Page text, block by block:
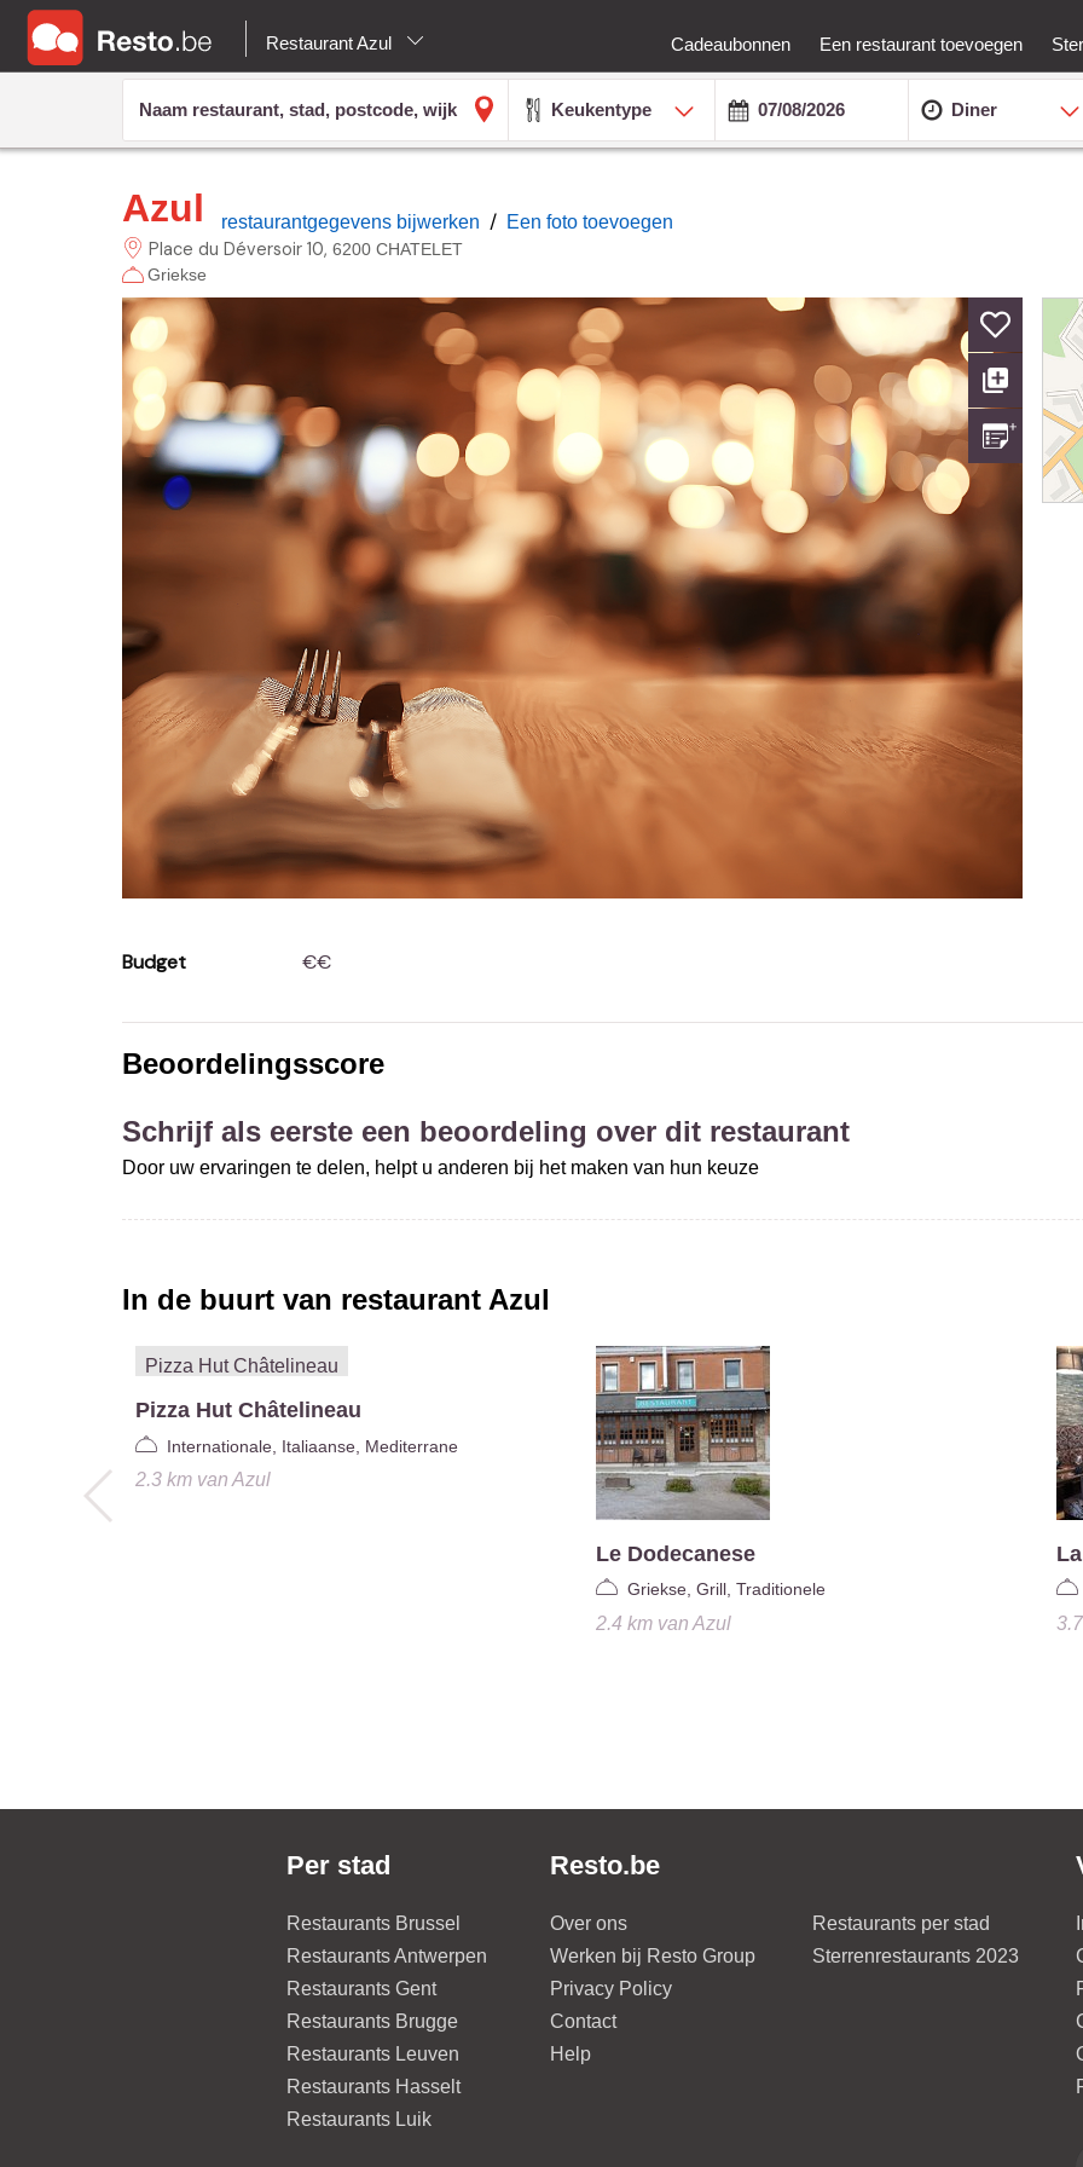
Restaurant Azul Cadeaubonnen Een restaurant toevoegen
Keukentype Diner
Azul restaurantgegevens bijwerken / Een foto toevoegen
Place du Déversoir 10 6200 CHATELET
Griekse
Budget €€
Beoordelingsscore
Schrijf als eerste een beoordeling over dit restaurant
Door uw ervaringen te delen, helpt u anderen bij het maken van hun keuze
In de buurt van restaurant Azul
Pizza Hut Châtelineau
Internationale, Italiaanse, Mediterrane
2.3 kmvan Azul
Le Dodecanese
Griekse, Grill, Traditionele
2.4 kmvan Azul
Per stad
Restaurants Brussel
Restaurants Antwerpen
Restaurants Gent
Restaurants Brugge
Restaurants Leuven
Restaurants Hasselt
Restaurants Luik
Resto.be
Over ons
Werken bij Resto Group
Privacy Policy
Contact
Help
Restaurants per stad
Sterrenrestaurants 2023